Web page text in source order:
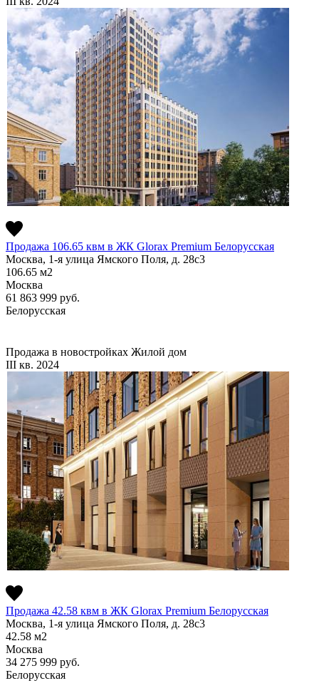
Продажа 106.65 квм в ЖК Glorax Premium Белорусская
Москва, 1-я улица Ямского Поля, д. 28с3
106.65 м2
Москва
61 863 999 руб.
Белорусская
Продажа в новостройках Жилой дом
III кв. 2024
Продажа 42.58 квм в ЖК Glorax Premium Белорусская
Москва, 1-я улица Ямского Поля, д. 28с3
42.58 м2
Москва
34 275 999 руб.
Белорусская